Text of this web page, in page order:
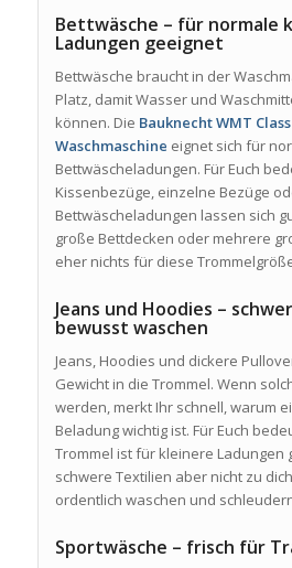
Bettwäsche – für normale
Ladungen geeignet
Bettwäsche braucht in der
Platz, damit Wasser und
können. Die Bauknecht WMT Class
Waschmaschine eignet sich für
Bettwäscheladungen. Für Euch
Kissenbezüge, einzelne Bezüge
Bettwäscheladungen lassen sich
große Bettdecken oder mehrere
eher nichts für diese
Jeans und Hoodies –
bewusst waschen
Jeans, Hoodies und dickere
Gewicht in die Trommel. Wenn
werden, merkt Ihr schnell, warum
Beladung wichtig ist. Für Euch
Trommel ist für kleinere Ladungen
schwere Textilien aber nicht zu
ordentlich waschen und
Sportwäsche – frisch für